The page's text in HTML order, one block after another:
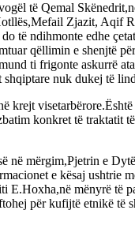
të Qemal
Zjazit, Aqif
të ndihmonte edhe
qëllimin e shenjtë
ti frigonte askurrë
nuk dukej të
krejt
konkret të
në mërgim,Pjetrin e
e kësaj ushtrie
E.Hoxha,në mënyrë të
për kufijtë etnikë të